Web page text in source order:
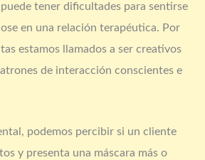
tener dificultades para sentirse
en una relación terapéutica. Por
estamos llamados a ser creativos
de interacción conscientes e
podemos percibir si un cliente
y presenta una máscara más o